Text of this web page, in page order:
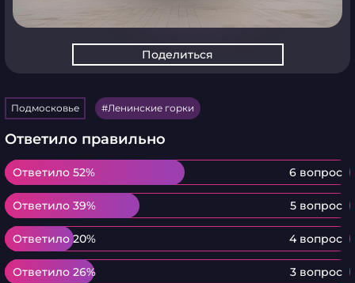
Поделиться
Подмосковье Ленинские горки
Ответило правильно
Ответило 52% 6 вопрос
Ответило 52%
Ответило 39% 5 вопрос
Ответило 39%
Ответило 20% 4 вопрос
Ответило 20%
Ответило 26% 3 вопрос
Ответило 26%